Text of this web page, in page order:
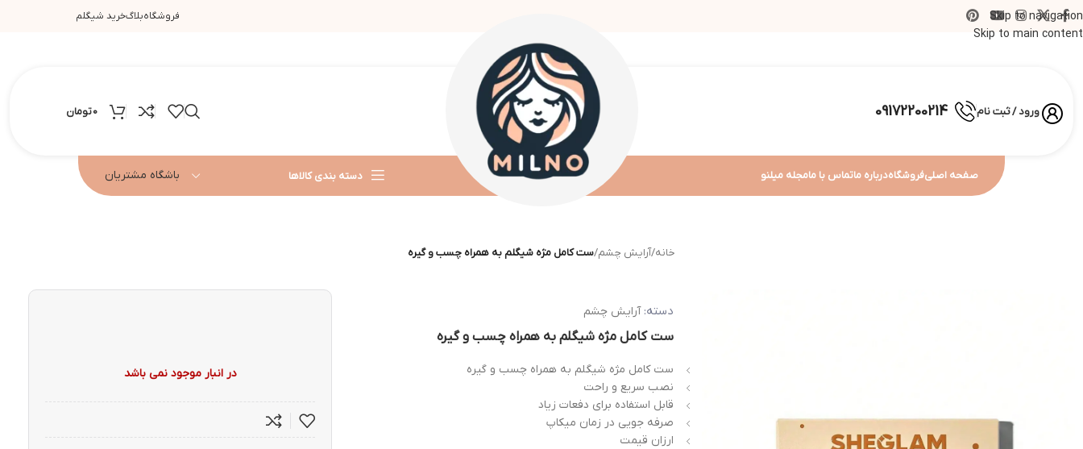
Skip to navigation
Skip to main content
فروشگاهبلاگخرید شیگلم
ورود / ثبت نام 09172200214
0تومان
صفحه اصلیفروشگاهدرباره ماتماس با مامجله میلنو دسته بندی کالاها باشگاه مشتریان
خانه/آرایش چشم/ست کامل مژه شیگلم به همراه چسب و گیره
دسته: آرایش چشم
ست کامل مژه شیگلم به همراه چسب و گیره
ست کامل مژه شیگلم به همراه چسب و گیره
نصب سریع و راحت
قابل استفاده برای دفعات زیاد
صرفه جویی در زمان میکاپ
ارزان قیمت
در انبار موجود نمی باشد